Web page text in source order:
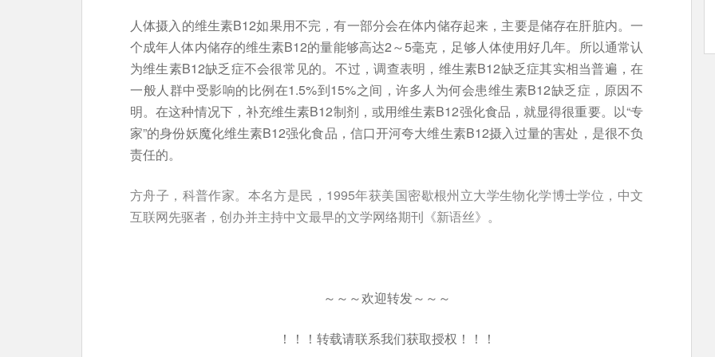
人体摄入的维生素B12如果用不完，有一部分会在体内储存起来，主要是储存在肝脏内。一
个成年人体内储存的维生素B12的量能够高达2～5毫克，足够人体使用好几年。所以通常认
为维生素B12缺乏症不会很常见的。不过，调查表明，维生素B12缺乏症其实相当普遍，在
一般人群中受影响的比例在1.5%到15%之间，许多人为何会患维生素B12缺乏症，原因不
明。在这种情况下，补充维生素B12制剂，或用维生素B12强化食品，就显得很重要。以“专
家”的身份妖魔化维生素B12强化食品，信口开河夸大维生素B12摄入过量的害处，是很不负
责任的。
方舟子，科普作家。本名方是民，1995年获美国密歇根州立大学生物化学博士学位，中文
互联网先驱者，创办并主持中文最早的文学网络期刊《新语丝》。
～～～欢迎转发～～～
！！！转载请联系我们获取授权！！！